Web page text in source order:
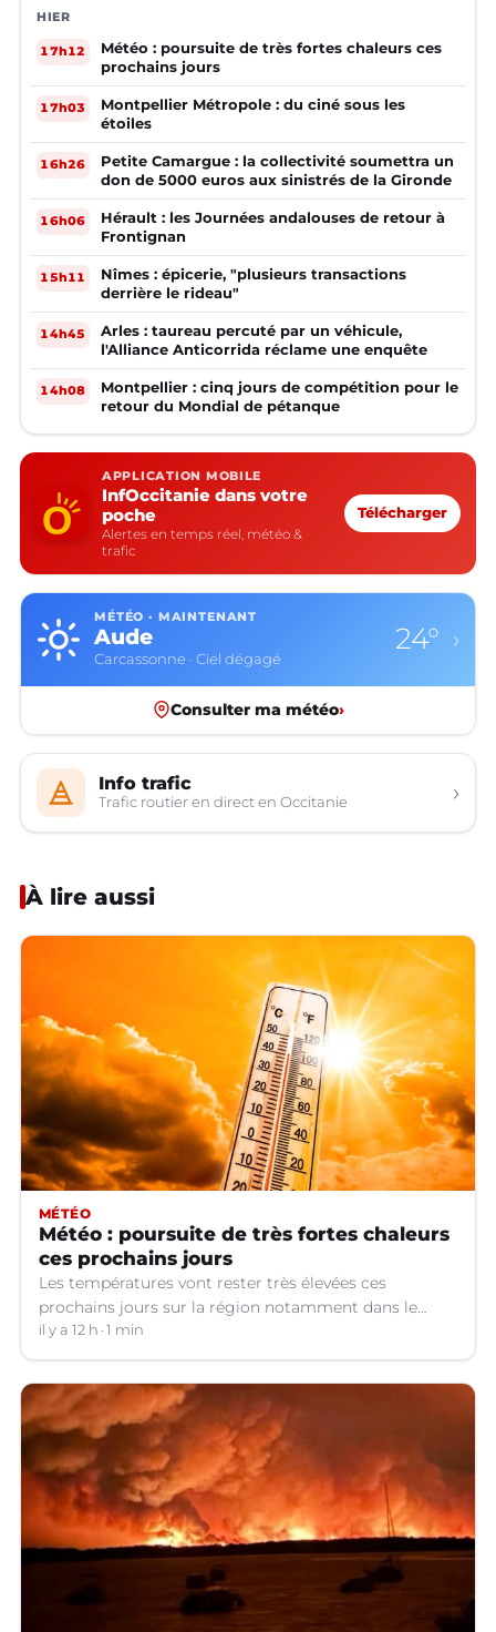
HIER
17h12
Météo : poursuite de très fortes chaleurs ces
prochains jours
17h03
Montpellier Métropole : du ciné sous les
étoiles
16h26
Petite Camargue : la collectivité soumettra un
don de 5000 euros aux sinistrés de la Gironde
16h06
Hérault : les Journées andalouses de retour à
Frontignan
15h11
Nîmes : épicerie, "plusieurs transactions
derrière le rideau"
14h45
Arles : taureau percuté par un véhicule,
l'Alliance Anticorrida réclame une enquête
14h08
Montpellier : cinq jours de compétition pour le
retour du Mondial de pétanque
APPLICATION MOBILE
InfOccitanie dans votre
poche
Alertes en temps réel, météo &
trafic
Télécharger
MÉTÉO · MAINTENANT
Aude
Carcassonne · Ciel dégagé
24° ›
Consulter ma météo›
Info trafic
Trafic routier en direct en Occitanie ›
À lire aussi
MÉTÉO
Météo : poursuite de très fortes chaleurs
ces prochains jours
Les températures vont rester très élevées ces
prochains jours sur la région notamment dans le
Languedoc.
il y a 12 h 1 min